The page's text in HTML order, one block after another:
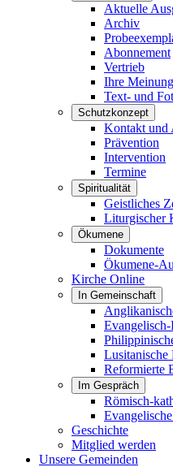
Aktuelle
Archiv
Abonnement
Vertrieb
Ihre Meinung
Text- und
Schutzkonzept
Kontakt und
Prävention
Intervention
Termine
Spiritualität
Geistliches
Liturgischer
Ökumene
Dokumente
Ökumene-
Kirche Online
In Gemeinschaft
Lusitanische
Reformierte
Im Gespräch
Römisch-
Geschichte
Mitglied werden
Unsere Gemeinden